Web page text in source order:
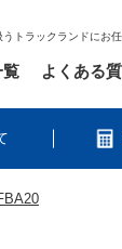
トラックランドにお
覧 よくある